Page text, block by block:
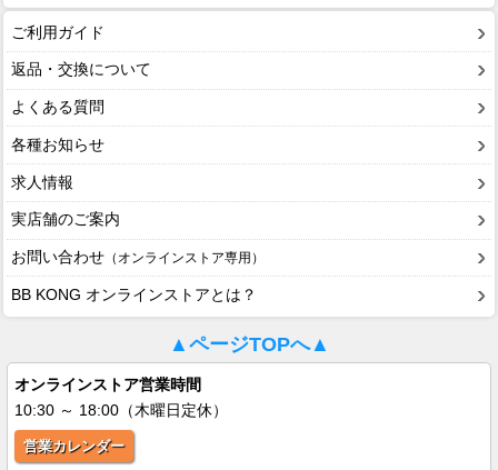
ご利用ガイド
返品・交換について
よくある質問
各種お知らせ
求人情報
実店舗のご案内
お問い合わせ （オンラインストア専用）
BB KONG オンラインストアとは？
▲ページTOPへ▲
オンラインストア営業時間
10:30 ～ 18:00（木曜日定休）
営業カレンダー